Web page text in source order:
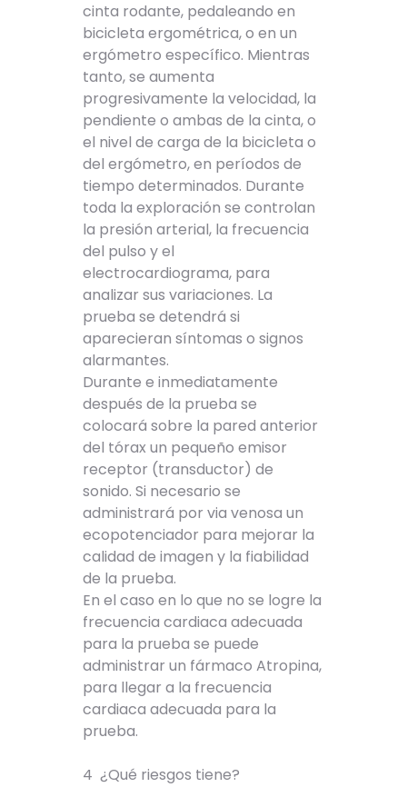
cinta rodante, pedaleando en
bicicleta ergométrica, o en un
ergómetro específico. Mientras
tanto, se aumenta
progresivamente la velocidad, la
pendiente o ambas de la cinta, o
el nivel de carga de la bicicleta o
del ergómetro, en períodos de
tiempo determinados. Durante
toda la exploración se controlan
la presión arterial, la frecuencia
del pulso y el
electrocardiograma, para
analizar sus variaciones. La
prueba se detendrá si
aparecieran síntomas o signos
alarmantes.
Durante e inmediatamente
después de la prueba se
colocará sobre la pared anterior
del tórax un pequeño emisor
receptor (transductor) de
sonido. Si necesario se
administrará por via venosa un
ecopotenciador para mejorar la
calidad de imagen y la fiabilidad
de la prueba.
En el caso en lo que no se logre la
frecuencia cardiaca adecuada
para la prueba se puede
administrar un fármaco Atropina,
para llegar a la frecuencia
cardiaca adecuada para la
prueba.
4 ¿Qué riesgos tiene?